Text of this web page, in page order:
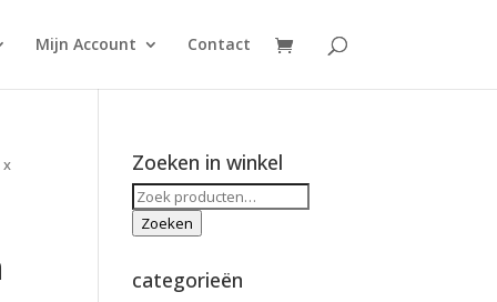
Mijn Account Contact
x Zoeken in winkel
Zoeken
naar:
Zoeken
categorieën